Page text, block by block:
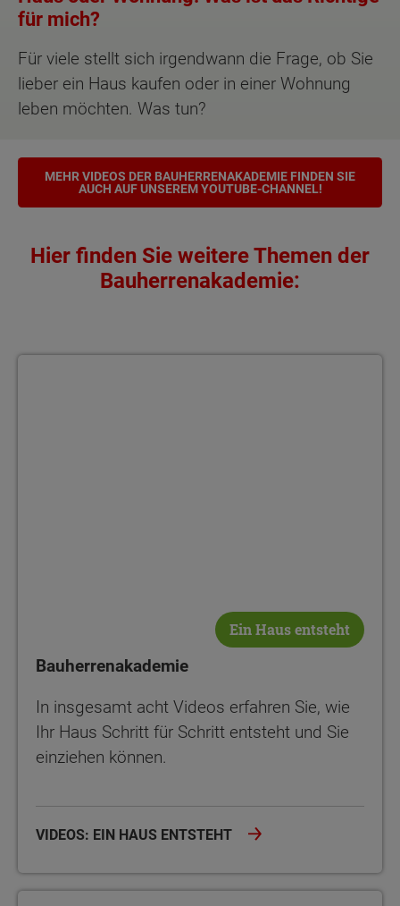
für mich?
Für viele stellt sich irgendwann die Frage, ob Sie
lieber ein Haus kaufen oder in einer Wohnung
leben möchten. Was tun?
MEHR VIDEOS DER BAUHERRENAKADEMIE FINDEN SIE
AUCH AUF UNSEREM YOUTUBE-CHANNEL!
Hier finden Sie weitere Themen der
Bauherrenakademie:
Ein Haus entsteht
Bauherrenakademie
In insgesamt acht Videos erfahren Sie, wie
Ihr Haus Schritt für Schritt entsteht und Sie
einziehen können.
VIDEOS: EIN HAUS ENTSTEHT